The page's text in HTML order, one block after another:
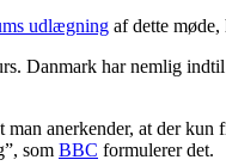
udlægning af dette
Danmark har nemlig
anerkender, at der
som BBC formulerer det.